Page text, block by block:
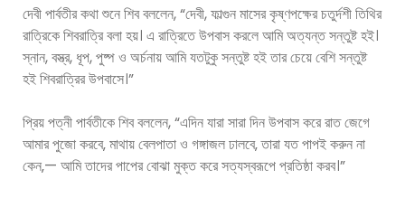
দেবী পার্বতীর কথা শুনে শিব বললেন, “দেবী, ফাল্গুন মাসের কৃষ্ণপক্ষের চতুর্দশী তিথির
রাত্রিকে শিবরাত্রি বলা হয়। এ রাত্রিতে উপবাস করলে আমি অত্যন্ত সন্তুষ্ট হই।
স্নান, বস্ত্র, ধূপ, পুষ্প ও অর্চনায় আমি যতটুকু সন্তুষ্ট হই তার চেয়ে বেশি সন্তুষ্ট
হই শিবরাত্রির উপবাসে।”
প্রিয় পত্নী পার্বতীকে শিব বললেন, “এদিন যারা সারা দিন উপবাস করে রাত জেগে
আমার পুজো করবে‚ মাথায় বেলপাতা ও গঙ্গাজল ঢালবে‚ তারা যত পাপই করুন না
কেন‚— আমি তাদের পাপের বোঝা মুক্ত করে সত্যস্বরূপে প্রতিষ্ঠা করব।”